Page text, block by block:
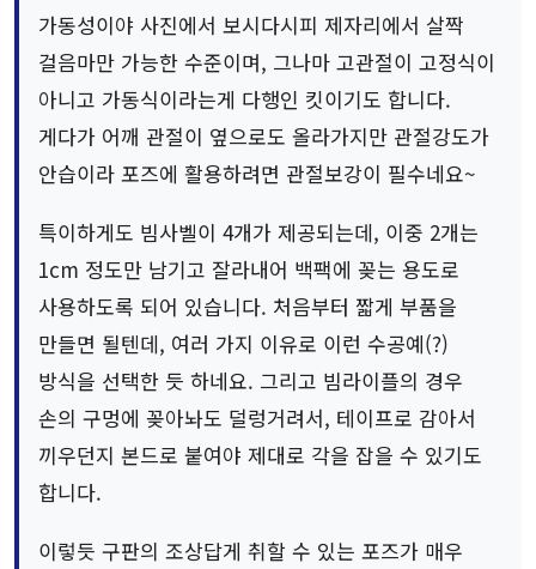
가동성이야 사진에서 보시다시피 제자리에서 살짝
걸음마만 가능한 수준이며, 그나마 고관절이 고정식이
아니고 가동식이라는게 다행인 킷이기도 합니다.
게다가 어깨 관절이 옆으로도 올라가지만 관절강도가
안습이라 포즈에 활용하려면 관절보강이 필수네요~
특이하게도 빔사벨이 4개가 제공되는데, 이중 2개는
1cm 정도만 남기고 잘라내어 백팩에 꽂는 용도로
사용하도록 되어 있습니다. 처음부터 짧게 부품을
만들면 될텐데, 여러 가지 이유로 이런 수공예(?)
방식을 선택한 듯 하네요. 그리고 빔라이플의 경우
손의 구멍에 꽂아놔도 덜렁거려서, 테이프로 감아서
끼우던지 본드로 붙여야 제대로 각을 잡을 수 있기도
합니다.
이렇듯 구판의 조상답게 취할 수 있는 포즈가 매우